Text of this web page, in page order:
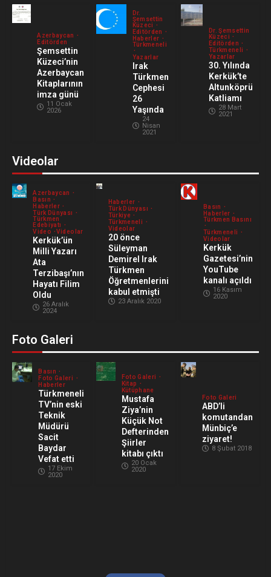
3
النخلة التي لم تنحن سيرة الدكتور إبراهيم
خليل سعيد القافلي
9 Ağustos 2026
4
Türkiye Dışişleri Bakanı Fidan: (Mekke
Anlaşması) Bize saldırmayan hiçbir ülke
hedefimizde değil
9 Ağustos 2026
IMTP Başkanı İsam Adil Terzi’den
Azerbaycan
Editörden
Şemsettin
Küzeci’nin
Azerbaycan
Kitaplarının
imza günü
11 Ocak
2026
Dr.
Şemsettin
Küzeci
Editörden
Haberler
Türkmeneli
Yazarlar
Irak
Türkmen
Cephesi
26
Yaşında
24
Nisan
2021
Dr. Şemsettin
Küzeci
Editörden
Türkmeneli
Yazarlar
30. Yılında
Kerkük’te
Altunköprü
Katliamı
28 Mart
2021
Videolar
Azerbaycan
Basın
Haberler
Türk Dünyası
Türkmen
Edebiyatı
Video
Videolar
Kerkük’ün
Milli Yazarı
Ata
Terzibaşı’nın
Hayatı Filim
Oldu
26 Aralık
2024
Haberler
Türk Dünyası
Türkiye
Türkmeneli
Videolar
20 önce
Süleyman
Demirel Irak
Türkmen
Öğretmenlerini
kabul etmişti
23 Aralık 2020
Basın
Haberler
Türkmen Basını
Türkmeneli
Videolar
Kerkük
Gazetesi’nin
YouTube
kanalı açıldı
16 Kasım
2020
Foto Galeri
Basın
Foto Galeri
Haberler
Türkmeneli
TV’nin eski
Teknik
Müdürü
Sacit
Baydar
Vefat etti
17 Ekim
2020
Foto Galeri
Kitap
Kütüphane
Mustafa
Ziya’nin
Küçük Not
Defterinden
Şiirler
kitabı çıktı
20 Ocak
2020
Foto Galeri
ABD’li
komutandan
Münbiç’e
ziyaret!
8 Şubat 2018